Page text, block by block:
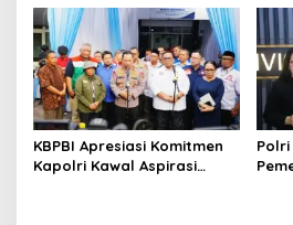
Kepulauan
KBPBI Apresiasi Komitmen
Kapolri Kawal Aspirasi
Polri